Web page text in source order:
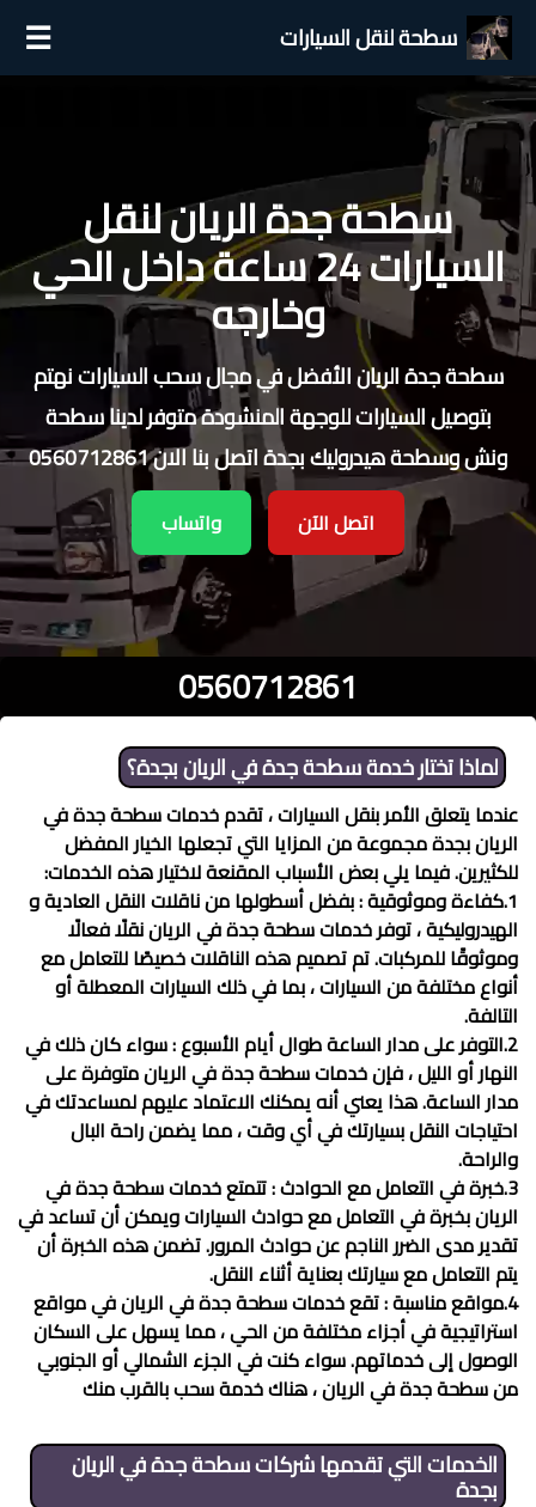
سطحة لنقل السيارات ☰
سطحة جدة الريان لنقل
السيارات 24 ساعة داخل الحي
وخارجه
سطحة جدة الريان الأفضل في مجال سحب السيارات نهتم
بتوصيل السيارات للوجهة المنشودة متوفر لدينا سطحة
ونش وسطحة هيدروليك بجدة اتصل بنا الان 0560712861
اتصل الآن واتساب
0560712861
لماذا تختار خدمةسطحة جدة في الريانبجدة؟
عندما يتعلق الأمر بنقل السيارات ، تقدم خدماتسطحة جدة في
الريانبجدة مجموعة من المزايا التي تجعلها الخيار المفضل
للكثيرين. فيما يلي بعض الأسباب المقنعة لاختيار هذه الخدمات:
1.كفاءة وموثوقية : بفضل أسطولها من ناقلات النقل العادية و
الهيدروليكية ، توفر خدماتسطحة جدة في الرياننقلًا فعالًا
وموثوقًا للمركبات. تم تصميم هذه الناقلات خصيصًا للتعامل مع
أنواع مختلفة من السيارات ، بما في ذلك السيارات المعطلة أو
التالفة.
2.التوفر على مدار الساعة طوال أيام الأسبوع : سواء كان ذلك في
النهار أو الليل ، فإن خدماتسطحة جدة في الريانمتوفرة على
مدار الساعة. هذا يعني أنه يمكنك الاعتماد عليهم لمساعدتك في
احتياجات النقل بسيارتك في أي وقت ، مما يضمن راحة البال
والراحة.
3.خبرة في التعامل مع الحوادث : تتمتع خدمات
سطحة جدة في
الريانبخبرة في التعامل مع حوادث السيارات ويمكن أن تساعد في
تقدير مدى الضرر الناجم عن حوادث المرور. تضمن هذه الخبرة أن
يتم التعامل مع سيارتك بعناية أثناء النقل.
4.مواقع مناسبة : تقع خدمات
سطحة جدة في الريانفي مواقع
استراتيجية في أجزاء مختلفة من الحي ، مما يسهل على السكان
الوصول إلى خدماتهم. سواء كنت في الجزء الشمالي أو الجنوبي
من سطحة جدة في الريان ، هناك خدمة سحب بالقرب منك
الخدمات التي تقدمها شركاتسطحة جدة في الريان
بجدة